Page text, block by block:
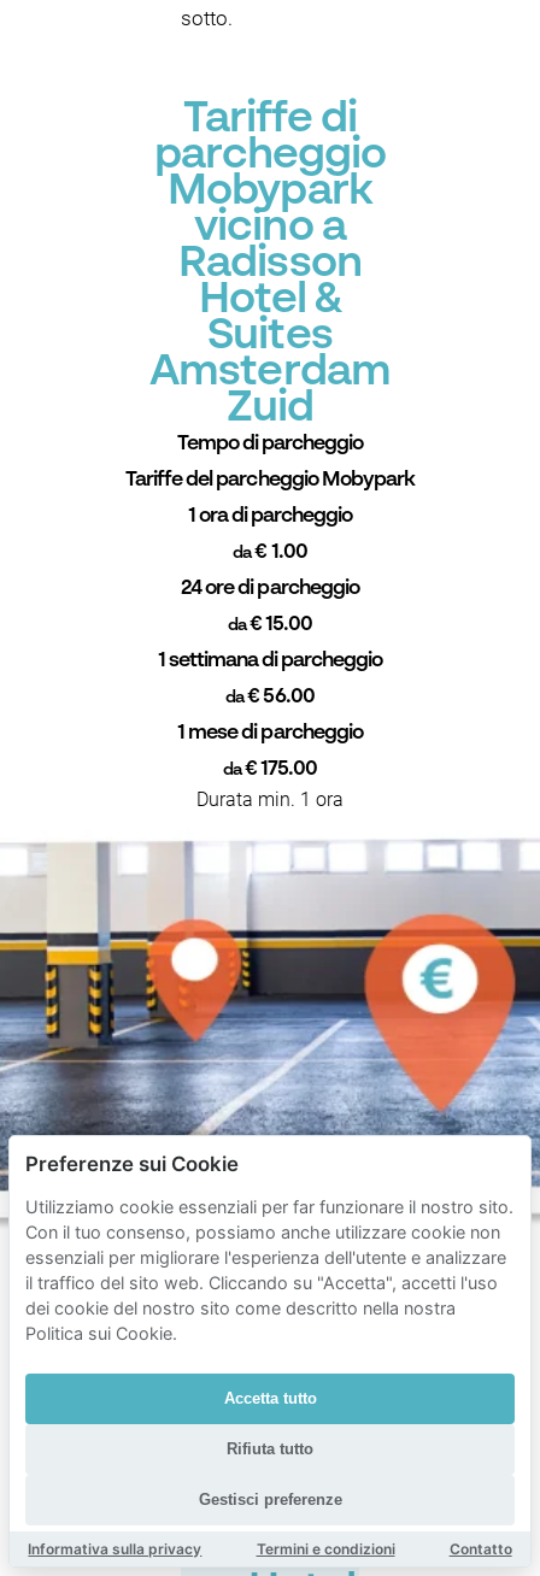
sotto.
Tariffe di
parcheggio
Mobypark
vicino a
Radisson
Hotel &
Suites
Amsterdam
Zuid
Tempo di parcheggio
Tariffe del parcheggio Mobypark
1 ora di parcheggio
da€ 1.00
24 ore di parcheggio
da€ 15.00
1 settimana di parcheggio
da€ 56.00
1 mese di parcheggio
da€ 175.00
Durata min. 1 ora
frequenti
sul
parcheggio
vicino
a
Radisson
Preferenze sui Cookie
Utilizziamo cookie essenziali per far funzionare il nostro sito.
Con il tuo consenso, possiamo anche utilizzare cookie non
essenziali per migliorare l'esperienza dell'utente e analizzare
il traffico del sito web. Cliccando su "Accetta", accetti l'uso
dei cookie del nostro sito come descritto nella nostra
Politica sui Cookie.
Accetta tutto
Rifiuta tutto
Gestisci preferenze
Informativa sulla privacy Termini e condizioni Contatto